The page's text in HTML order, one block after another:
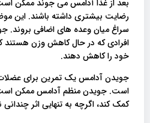
بعد از غذا آدامس می جوند ممکن
رضایت بیشتری داشته باشند. این
سراغ میان وعده های اضافی بروند.
افرادی که در حال کاهش وزن هستند
خود را کاهش دهند.
جویدن آدامس یک تمرین برای
است. جویدن منظم آدامس ممکن
کمک کند، اگرچه به تنهایی اثر